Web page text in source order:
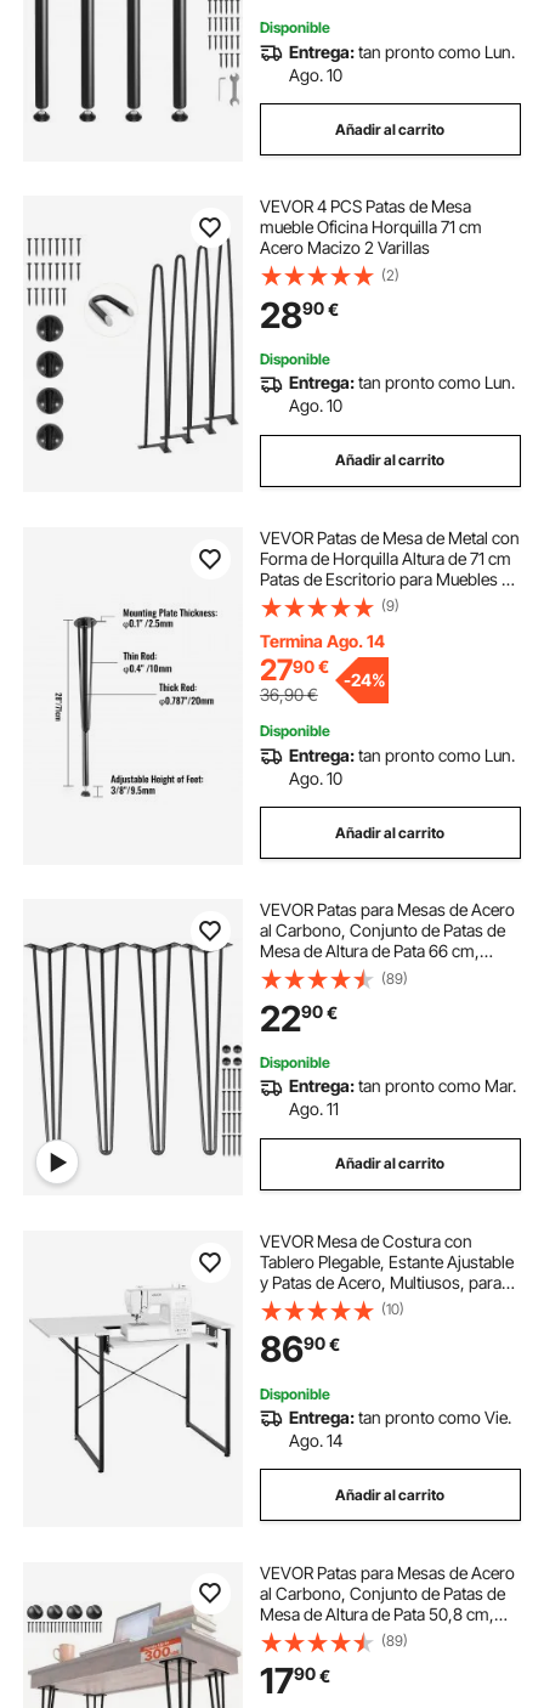
Disponible
Entrega:tan pronto como Lun.
Ago. 10
Añadir al carrito
VEVOR 4 PCS Patas de Mesa
mueble Oficina Horquilla 71 cm
Acero Macizo 2 Varillas
(2)
2890€
Disponible
Entrega:tan pronto como Lun.
Ago. 10
Añadir al carrito
VEVOR Patas de Mesa de Metal con
Forma de Horquilla Altura de 71 cm
Patas de Escritorio para Muebles 3
Varillas 4 Piezas Patas de Mesa de
Centro para Comedor con
Protectores de Piso de Goma,
Negro
(9)
Termina Ago. 14
2790€
36,90€
-24%
Disponible
Entrega:tan pronto como Lun.
Ago. 10
Añadir al carrito
VEVOR Patas para Mesas de Acero
al Carbono, Conjunto de Patas de
Mesa de Altura de Pata 66 cm,
Patas para Muebles con 4 Pies de
Goma, Patas de Mesa con
Capacidad de Carga 100 kg para
Mesas Auxiliares
(89)
2290€
Disponible
Entrega:tan pronto como Mar.
Ago. 11
Añadir al carrito
VEVOR Mesa de Costura con
Tablero Plegable, Estante Ajustable
y Patas de Acero, Multiusos, para
Estudio de Moda en Casa, Estudio
de Arte, Institución Educativa, Color
Blanco, 1045 x 600 x 760 mm
(10)
8690€
Disponible
Entrega:tan pronto como Vie.
Ago. 14
Añadir al carrito
VEVOR Patas para Mesas de Acero
al Carbono, Conjunto de Patas de
Mesa de Altura de Pata 50,8 cm,
Patas para Muebles con 4 Pies de
Goma, Patas Mesa con Capacidad
de Carga 100 kg para Mesas
Auxiliares
(89)
1790€